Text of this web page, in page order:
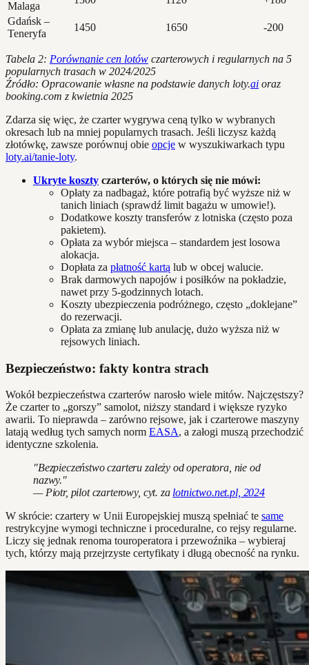
Malaga
Gdańsk –
Teneryfa
1450 1650 -200
Tabela 2: Porównanie cen lotów czarterowych i regularnych na 5
popularnych trasach w 2024/2025
Źródło: Opracowanie własne na podstawie danych loty.ai oraz
booking.com z kwietnia 2025
Zdarza się więc, że czarter wygrywa ceną tylko w wybranych
okresach lub na mniej popularnych trasach. Jeśli liczysz każdą
złotówkę, zawsze porównuj obie opcje w wyszukiwarkach typu
loty.ai/tanie-loty.
Ukryte koszty czarterów, o których się nie mówi:
Opłaty za nadbagaż, które potrafią być wyższe niż w
tanich liniach (sprawdź limit bagażu w umowie!).
Dodatkowe koszty transferów z lotniska (często poza
pakietem).
Opłata za wybór miejsca – standardem jest losowa
alokacja.
Dopłata za płatność kartą lub w obcej walucie.
Brak darmowych napojów i posiłków na pokładzie,
nawet przy 5-godzinnych lotach.
Koszty ubezpieczenia podróżnego, często „doklejane”
do rezerwacji.
Opłata za zmianę lub anulację, dużo wyższa niż w
rejsowych liniach.
Bezpieczeństwo: fakty kontra strach
Wokół bezpieczeństwa czarterów narosło wiele mitów. Najczęstszy?
Że czarter to „gorszy” samolot, niższy standard i większe ryzyko
awarii. To nieprawda – zarówno rejsowe, jak i czarterowe maszyny
latają według tych samych norm EASA, a załogi muszą przechodzić
identyczne szkolenia.
"Bezpieczeństwo czarteru zależy od operatora, nie od
nazwy."
— Piotr, pilot czarterowy, cyt. za lotnictwo.net.pl, 2024
W skrócie: czartery w Unii Europejskiej muszą spełniać te same
restrykcyjne wymogi techniczne i proceduralne, co rejsy regularne.
Liczy się jednak renoma touroperatora i przewoźnika – wybieraj
tych, którzy mają przejrzyste certyfikaty i długą obecność na rynku.